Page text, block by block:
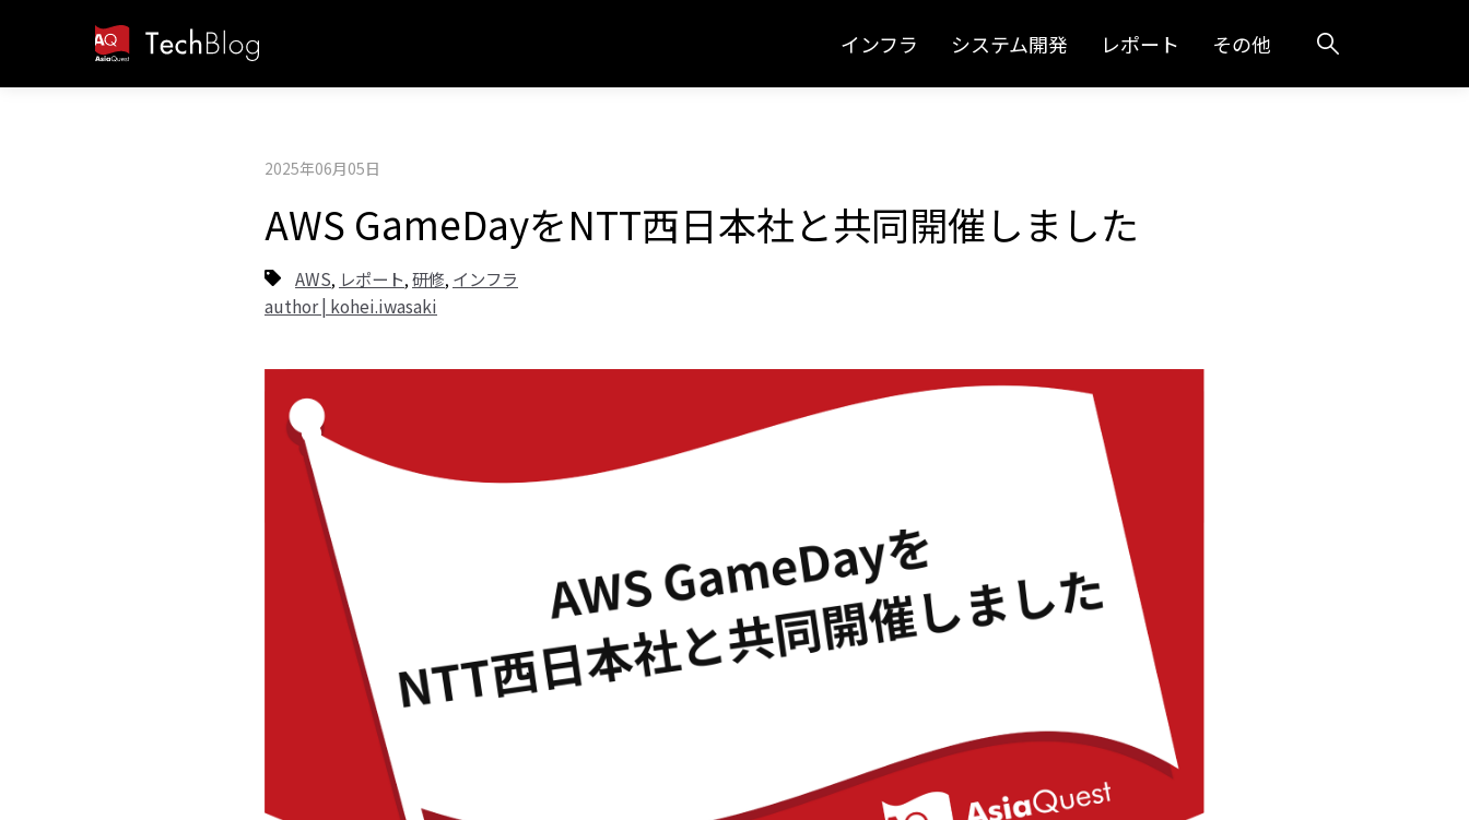
インフラ システム開発 レポート その他
2025年06月05日
AWS GameDayをNTT西日本社と共同開催しました
AWS, レポート, 研修, インフラ
author | kohei.iwasaki